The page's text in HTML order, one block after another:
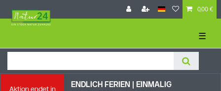
0,00 €
☰
Aktion endet in
ENDLICH FERIEN | EI NMALIG